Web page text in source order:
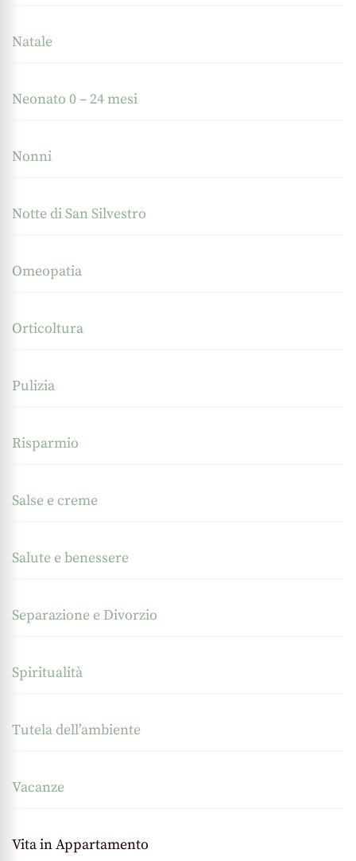
Natale
Neonato 0 – 24 mesi
Nonni
Notte di San Silvestro
Omeopatia
Orticoltura
Pulizia
Risparmio
Salse e creme
Salute e benessere
Separazione e Divorzio
Spiritualità
Tutela dell’ambiente
Vacanze
Vita in Appartamento